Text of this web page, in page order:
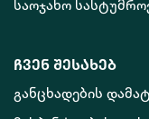
საოჯახო
ჩვენ შესახებ
განცხადების